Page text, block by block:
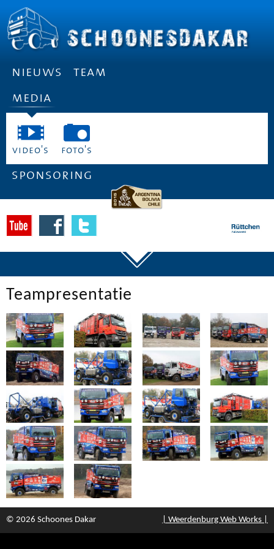
nieuws
team
media
video's foto's
sponsoring
Teampresentatie
© 2026 Schoones Dakar | Weerdenburg Web Works |